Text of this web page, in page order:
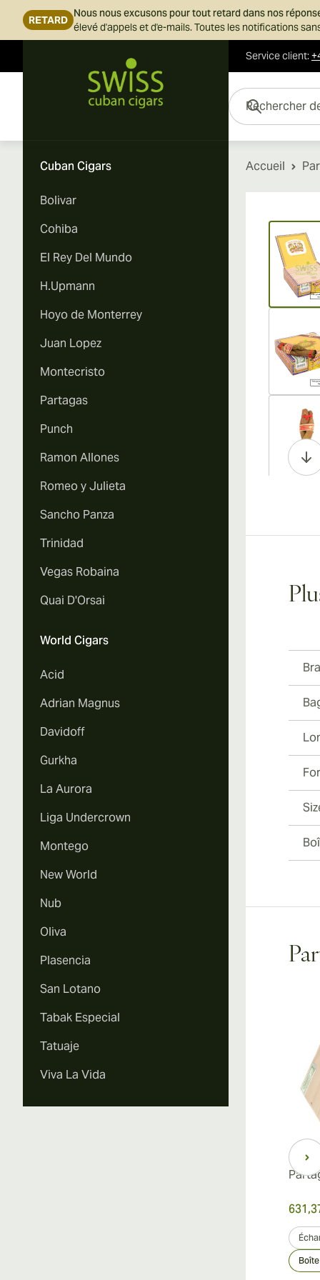
RETARD
Nous nous excusons pour tout retard dans nos
élevé d'appels et d'e-mails. Toutes les notifications
Service client:
Rechercher des
Cuban Cigars
Bolivar
Cohiba
El Rey Del Mundo
H.Upmann
Hoyo de Monterrey
Juan Lopez
Montecristo
Partagas
Punch
Ramon Allones
Romeo y Julieta
Sancho Panza
Trinidad
Vegas Robaina
Quai D'Orsai
World Cigars
Acid
Adrian Magnus
Davidoff
Gurkha
La Aurora
Liga Undercrown
Montego
New World
Nub
Oliva
Plasencia
San Lotano
Tabak Especial
Tatuaje
Viva La Vida
Accueil